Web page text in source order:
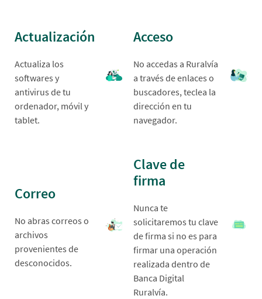
Actualización
Actualiza los
softwares y
antivirus de tu
ordenador, móvil y
tablet.
Acceso
No accedas a Ruralvía
a través de enlaces o
buscadores, teclea la
dirección en tu
navegador.
Correo
No abras correos o
archivos
provenientes de
desconocidos.
Clave de
firma
Nunca te
solicitaremos tu clave
de firma si no es para
firmar una operación
realizada dentro de
Banca Digital
Ruralvía.